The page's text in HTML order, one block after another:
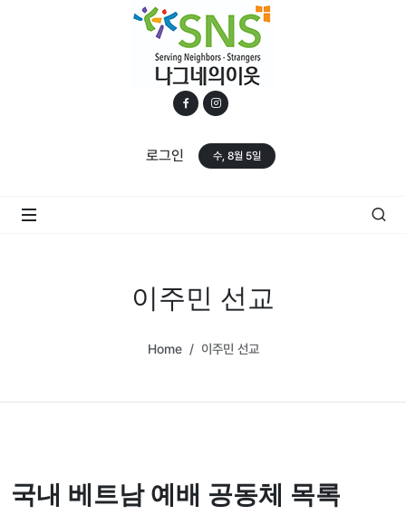
로그인 수, 8월 5일
이주민 선교
Home 이주민 선교
국내 베트남 예배 공동체 목록